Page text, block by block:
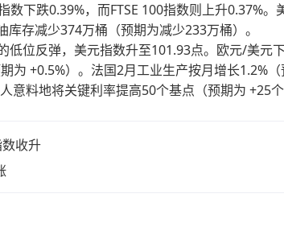
下跌0.39%，而FTSE 100指数则上升0.37%。
存减少374万桶（预期为减少233万桶）。
位反弹，美元指数升至101.93点。欧元/美元
为 +0.5%）。法国2月工业生产按月增长1.2%（
意料地将关键利率提高50个基点（预期为 +25
收升